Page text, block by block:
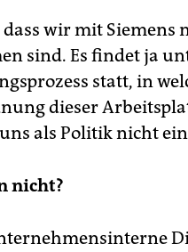
wir mit Siemens
sind. Es findet ja
statt, in
dieser
als Politik nicht
nicht?